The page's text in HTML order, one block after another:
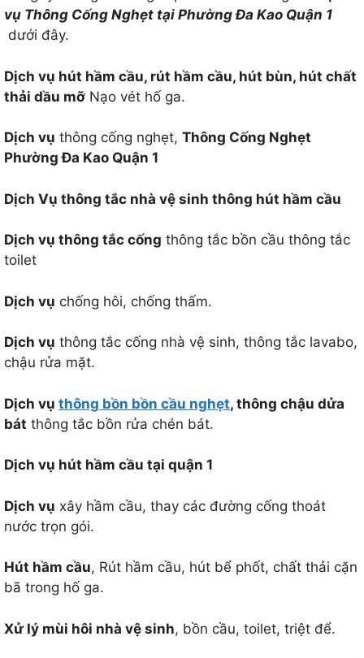
vụ Thông Cống Nghẹt tại Phường Đa Kao Quận 1
dưới đây.
Dịch vụ hút hầm cầu, rút hầm cầu, hút bùn, hút chất
thải dầu mỡ Nạo vét hố ga.
Dịch vụ thông cống nghẹt, Thông Cống Nghẹt
Phường Đa Kao Quận 1
Dịch Vụ thông tắc nhà vệ sinh thông hút hầm cầu
Dịch vụ thông tắc cống thông tắc bồn cầu thông tắc
toilet
Dịch vụ chống hôi, chống thấm.
Dịch vụ thông tắc cống nhà vệ sinh, thông tắc lavabo,
chậu rửa mặt.
Dịch vụ thông bồn bồn cầu nghẹt, thông chậu dửa
bát thông tắc bồn rửa chén bát.
Dịch vụ hút hầm cầu tại quận 1
Dịch vụ xây hầm cầu, thay các đường cống thoát
nước trọn gói.
Hút hầm cầu, Rút hầm cầu, hút bể phốt, chất thải cặn
bã trong hố ga.
Xử lý mùi hôi nhà vệ sinh, bồn cầu, toilet, triệt để.